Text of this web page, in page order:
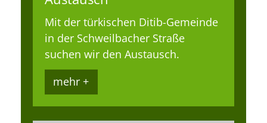
Mit der türkischen Ditib-Gemeinde
in der Schweilbacher Straße
suchen wir den Austausch.
mehr +